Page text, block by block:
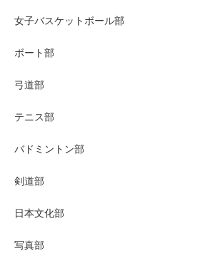
女子バスケットボール部
ボート部
弓道部
テニス部
バドミントン部
剣道部
日本文化部
写真部